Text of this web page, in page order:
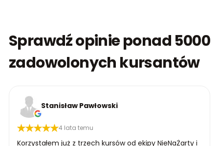
Sprawdź opinie ponad 5000
zadowolonych kursantów
Stanisław Pawłowski
4 lata temu
Korzystałem już z trzech kursów od ekipy NieNaŻarty i